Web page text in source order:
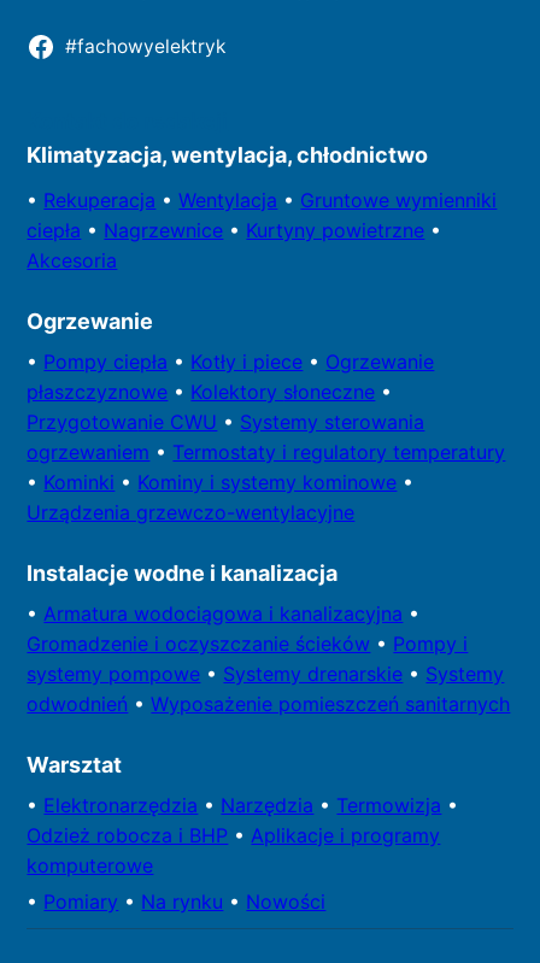
#fachowyelektryk
Klimatyzacja, wentylacja, chłodnictwo
• Rekuperacja •Wentylacja • Gruntowe wymienniki
ciepła • Nagrzewnice • Kurtyny powietrzne •
Akcesoria
Ogrzewanie
• Pompy ciepła • Kotły i piece • Ogrzewanie
płaszczyznowe • Kolektory słoneczne •
Przygotowanie CWU • Systemy sterowania
ogrzewaniem • Termostaty i regulatory temperatury
• Kominki • Kominy i systemy kominowe •
Urządzenia grzewczo-wentylacyjne
Instalacje wodne i kanalizacja
• Armatura wodociągowa i kanalizacyjna •
Gromadzenie i oczyszczanie ścieków • Pompy i
systemy pompowe • Systemy drenarskie • Systemy
odwodnień •Wyposażenie pomieszczeń sanitarnych
Warsztat
• Elektronarzędzia • Narzędzia • Termowizja •
Odzież robocza i BHP • Aplikacje i programy
komputerowe
• Pomiary • Na rynku • Nowości